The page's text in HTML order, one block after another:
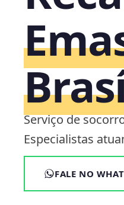
Serviço de
Especialistas
FALE NO